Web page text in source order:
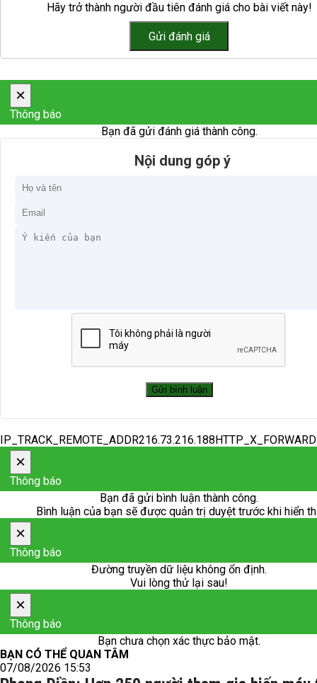
Hãy trở thành người đầu tiên đánh giá cho bài viết này!
×
Thông báo
Bạn đã gửi đánh giá thành công.
Nội dung góp ý
×
Thông báo
Bạn đã gửi bình luận thành công.
Bình luận của bạn sẽ được quản trị duyệt trước khi hiển
×
Thông báo
Đường truyền dữ liệu không ổn định.
Vui lòng thử lại sau!
×
Thông báo
Bạn chưa chọn xác thực bảo mật.
BẠN CÓ THỂ QUAN TÂM
07/08/2026 15:53